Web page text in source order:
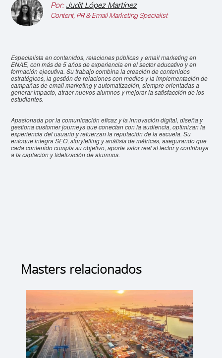
Por: Judit López Martínez
Content, PR & Email Marketing Specialist
Especialista en contenidos, relaciones públicas y email marketing en
ENAE, con más de 5 años de experiencia en el sector educativo y en
formación ejecutiva. Su trabajo combina la creación de contenidos
estratégicos, la gestión de relaciones con medios y la implementación de
campañas de email marketing y automatización, siempre orientadas a
generar impacto, atraer nuevos alumnos y mejorar la satisfacción de los
estudiantes.
Apasionada por la comunicación eficaz y la innovación digital, diseña y
gestiona customer journeys que conectan con la audiencia, optimizan la
experiencia del usuario y refuerzan la reputación de la escuela. Su
enfoque integra SEO, storytelling y análisis de métricas, asegurando que
cada contenido cumpla su objetivo, aporte valor real al lector y contribuya
a la captación y fidelización de alumnos.
Masters relacionados